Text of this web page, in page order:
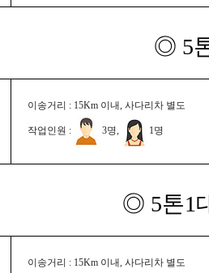
◎ 5
이송거리 : 15Km 이내, 사다리차 별도
작업인원 : 3명, 1명
◎ 5톤1
이송거리 : 15Km 이내, 사다리차 별도